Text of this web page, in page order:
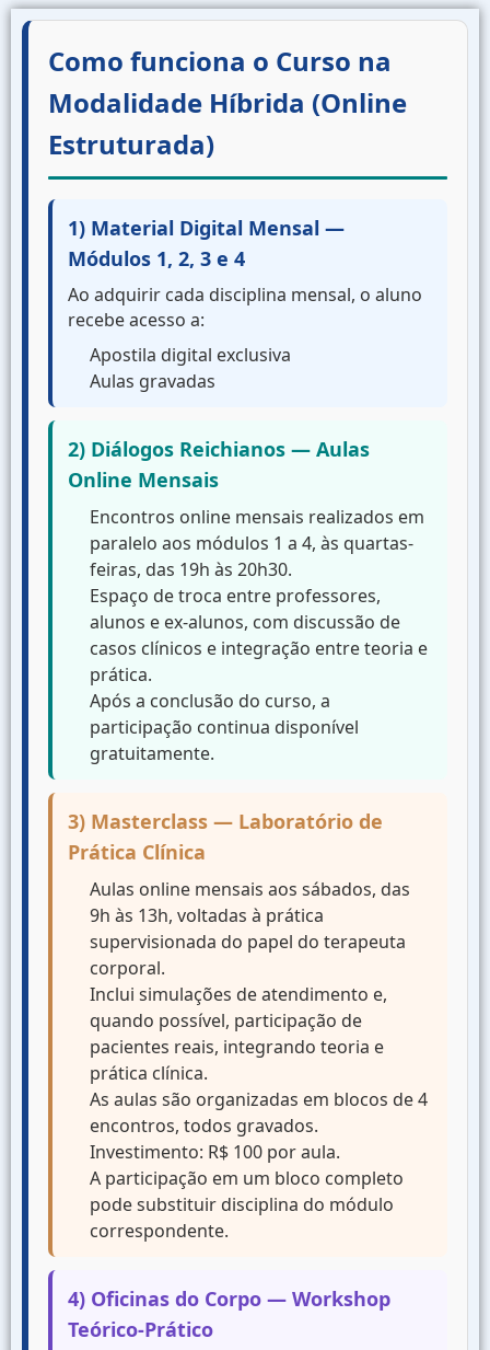
Como funciona o Curso na
Modalidade Híbrida (Online
Estruturada)
1) Material Digital Mensal —
Módulos 1, 2, 3 e 4
Ao adquirir cada disciplina mensal, o aluno
recebe acesso a:
Apostila digital exclusiva
Aulas gravadas
2) Diálogos Reichianos — Aulas
Online Mensais
Encontros online mensais realizados em
paralelo aos módulos 1 a 4, às quartas-
feiras, das 19h às 20h30.
Espaço de troca entre professores,
alunos e ex-alunos, com discussão de
casos clínicos e integração entre teoria e
prática.
Após a conclusão do curso, a
participação continua disponível
gratuitamente.
3) Masterclass — Laboratório de
Prática Clínica
Aulas online mensais aos sábados, das
9h às 13h, voltadas à prática
supervisionada do papel do terapeuta
corporal.
Inclui simulações de atendimento e,
quando possível, participação de
pacientes reais, integrando teoria e
prática clínica.
As aulas são organizadas em blocos de 4
encontros, todos gravados.
Investimento: R$ 100 por aula.
A participação em um bloco completo
pode substituir disciplina do módulo
correspondente.
4) Oficinas do Corpo — Workshop
Teórico-Prático